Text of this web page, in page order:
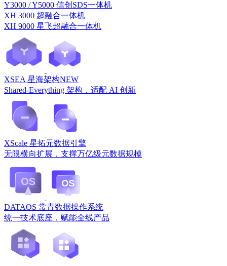
Y3000 / Y5000 信创SDS一体机
XH 3000 超融合一体机
XH 9000 星飞超融合一体机
XSEA 星海架构NEW
Shared-Everything 架构，适配 AI 创新
XScale 星拓元数据引擎
无限横向扩展，支撑万亿级元数据规模
DATAOS 常青数据操作系统
统一技术底座，赋能全线产品